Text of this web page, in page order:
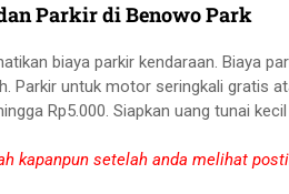
Parkir di Benowo Park
biaya parkir kendaraan. Biaya
Parkir untuk motor seringkali gratis
Rp5.000. Siapkan uang tunai
kapanpun setelah anda melihat